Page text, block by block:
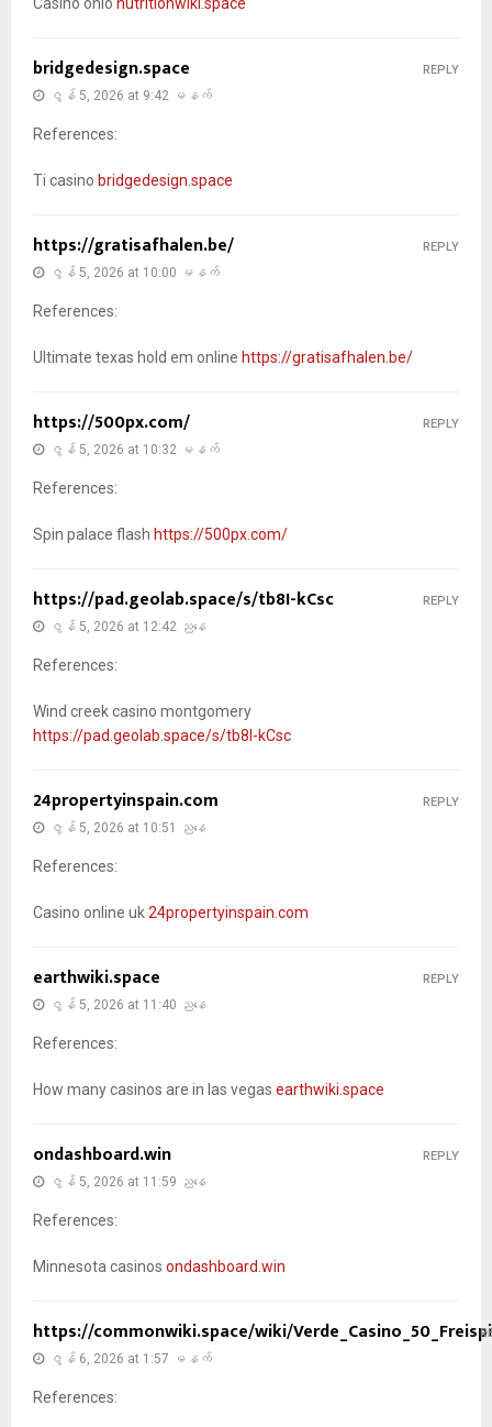
Casino ohio nutritionwiki.space
bridgedesign.space
ဇွန် 5, 2026 at 9:42 မနက်
References:
Ti casino bridgedesign.space
REPLY
https://gratisafhalen.be/
ဇွန် 5, 2026 at 10:00 မနက်
References:
Ultimate texas hold em online https://gratisafhalen.be/
REPLY
https://500px.com/
ဇွန် 5, 2026 at 10:32 မနက်
References:
Spin palace flash https://500px.com/
REPLY
https://pad.geolab.space/s/tb8I-kCsc
ဇွန် 5, 2026 at 12:42 ညနေ
References:
Wind creek casino montgomery
https://pad.geolab.space/s/tb8I-kCsc
REPLY
24propertyinspain.com
ဇွန် 5, 2026 at 10:51 ညနေ
References:
Casino online uk24propertyinspain.com
REPLY
earthwiki.space
ဇွန် 5, 2026 at 11:40 ညနေ
References:
How many casinos are in las vegas earthwiki.space
REPLY
ondashboard.win
ဇွန် 5, 2026 at 11:59 ညနေ
References:
Minnesota casinos ondashboard.win
REPLY
https://commonwiki.space/wiki/
ဇွန် 6, 2026 at 1:57 မနက်
References: